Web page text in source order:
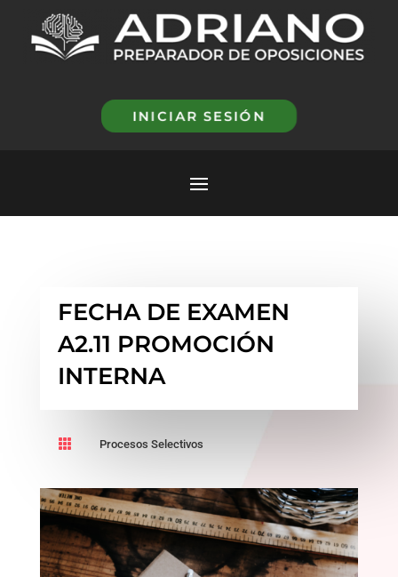
INICIAR SESIÓN
FECHA DE EXAMEN
A2.11 PROMOCIÓN
INTERNA
 Procesos Selectivos